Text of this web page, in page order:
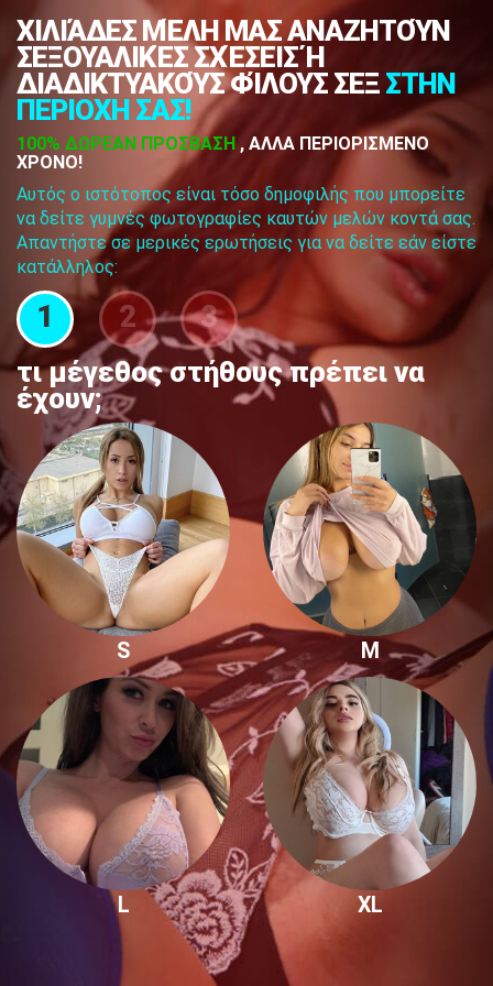
ΧΙΛΙΆΔΕΣ ΜΈΛΗ ΜΑΣ ΑΝΑΖΗΤΟΎΝ
ΣΕΞΟΥΑΛΙΚΈΣ ΣΧΈΣΕΙΣ Ή
ΔΙΑΔΙΚΤΥΑΚΟΎΣ ΦΊΛΟΥΣ ΣΕΞ ΣΤΗΝ
ΠΕΡΙΟΧΗ ΣΑΣ!
100% ΔΩΡΕΑΝ ΠΡΟΣΒΑΣΗ , ΑΛΛΑ ΠΕΡΙΟΡΙΣΜΕΝΟ
ΧΡΟΝΟ!
Αυτός ο ιστότοπος είναι τόσο δημοφιλής που μπορείτε
να δείτε γυμνές φωτογραφίες καυτών μελών κοντά σας.
Απαντήστε σε μερικές ερωτήσεις για να δείτε εάν είστε
κατάλληλος:
1 2 3
τι μέγεθος στήθους πρέπει να
έχουν;
S M
L XL